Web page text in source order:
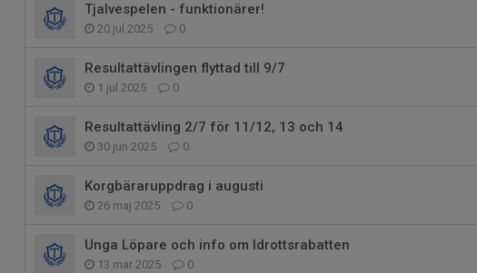
Tjalvespelen - funktionärer!
20 jul 2025 0
Resultattävlingen flyttad till 9/7
1 jul 2025 0
Resultattävling 2/7 för 11/12, 13 och 14
30 jun 2025 0
Korgbäraruppdrag i augusti
26 maj 2025 0
Unga Löpare och info om Idrottsrabatten
13 mar 2025 0